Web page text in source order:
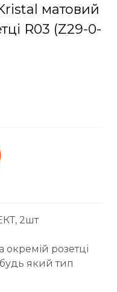
матовий
R03 (Z29-0-
2шт
окремій розетці
який тип